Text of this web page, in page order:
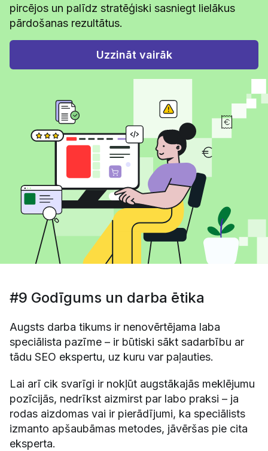
pircējos un palīdz stratēģiski sasniegt lielākus
pārdošanas rezultātus.
Uzzināt vairāk
#9 Godīgums un darba ētika
Augsts darba tikums ir nenovērtējama laba
speciālista pazīme – ir būtiski sākt sadarbību ar
tādu SEO ekspertu, uz kuru var paļauties.
Lai arī cik svarīgi ir nokļūt augstākajās meklējumu
pozīcijās, nedrīkst aizmirst par labo praksi – ja
rodas aizdomas vai ir pierādījumi, ka speciālists
izmanto apšaubāmas metodes, jāvēršas pie cita
eksperta.